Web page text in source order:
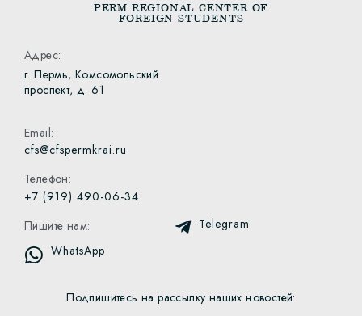
PERM REGIONAL CENTER OF
FOREIGN STUDENTS
Адрес:
г. Пермь, Комсомольский
проспект, д. 61
Email:
cfs@cfspermkrai.ru
Телефон:
+7 (919) 490-06-34
Пишите нам:
Telegram
WhatsApp
Подпишитесь на рассылку наших новостей: